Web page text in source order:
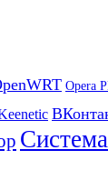
Opera